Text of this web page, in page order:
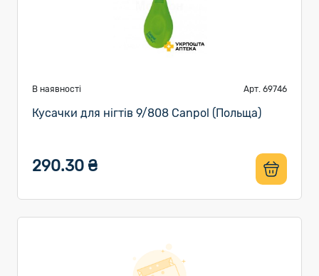
В наявності Арт. 69746
Кусачки для нігтів 9/808 Canpol (Польща)
290.30 ₴